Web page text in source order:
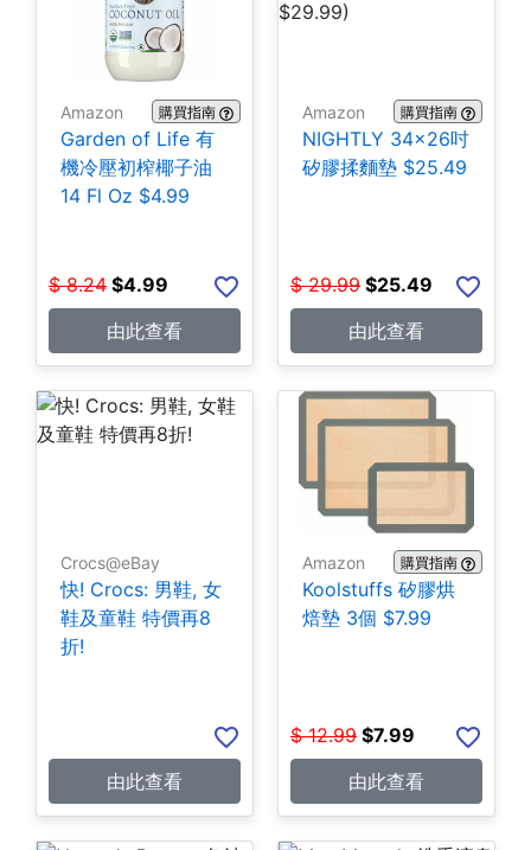
Amazon 購買指南
Garden of Life 有
機冷壓初榨椰子油
14 Fl Oz $4.99
$ 8.24 $4.99
由此查看
Amazon 購買指南
NIGHTLY 34x26吋
矽膠揉麵墊 $25.49
$ 29.99 $25.49
由此查看
Crocs@eBay
快! Crocs: 男鞋, 女
鞋及童鞋 特價再8
折!
由此查看
Amazon 購買指南
Koolstuffs 矽膠烘
焙墊 3個 $7.99
$ 12.99 $7.99
由此查看